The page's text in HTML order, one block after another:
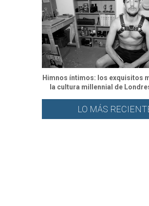
Himnos íntimos: los exquisitos
la cultura millennial de
LO MÁS